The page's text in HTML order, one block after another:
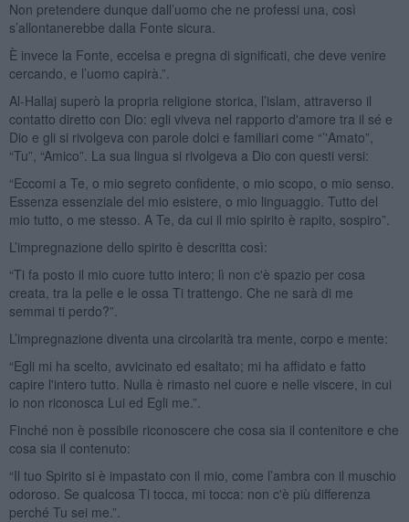
Non pretendere dunque dall’uomo che ne professi una, così
s’allontanerebbe dalla Fonte sicura.
È invece la Fonte, eccelsa e pregna di significati, che deve venire
cercando, e l’uomo capirà.”.
Al-Hallaj superò la propria religione storica, l’islam, attraverso il
contatto diretto con Dio: egli viveva nel rapporto d'amore tra il sé e
Dio e gli si rivolgeva con parole dolci e familiari come “’'Amato”,
“Tu”, “Amico”. La sua lingua si rivolgeva a Dio con questi versi:
“Eccomi a Te, o mio segreto confidente, o mio scopo, o mio senso.
Essenza essenziale del mio esistere, o mio linguaggio. Tutto del
mio tutto, o me stesso. A Te, da cui il mio spirito è rapito, sospiro”.
L’impregnazione dello spirito è descritta così:
“Ti fa posto il mio cuore tutto intero; lì non c'è spazio per cosa
creata, tra la pelle e le ossa Ti trattengo. Che ne sarà di me
semmai ti perdo?”.
L’impregnazione diventa una circolarità tra mente, corpo e mente:
“Egli mi ha scelto, avvicinato ed esaltato; mi ha affidato e fatto
capire l'intero tutto. Nulla è rimasto nel cuore e nelle viscere, in cui
io non riconosca Lui ed Egli me.”.
Finché non è possibile riconoscere che cosa sia il contenitore e che
cosa sia il contenuto:
“Il tuo Spirito si è impastato con il mio, come l’ambra con il muschio
odoroso. Se qualcosa Ti tocca, mi tocca: non c'è più differenza
perché Tu sei me.”.